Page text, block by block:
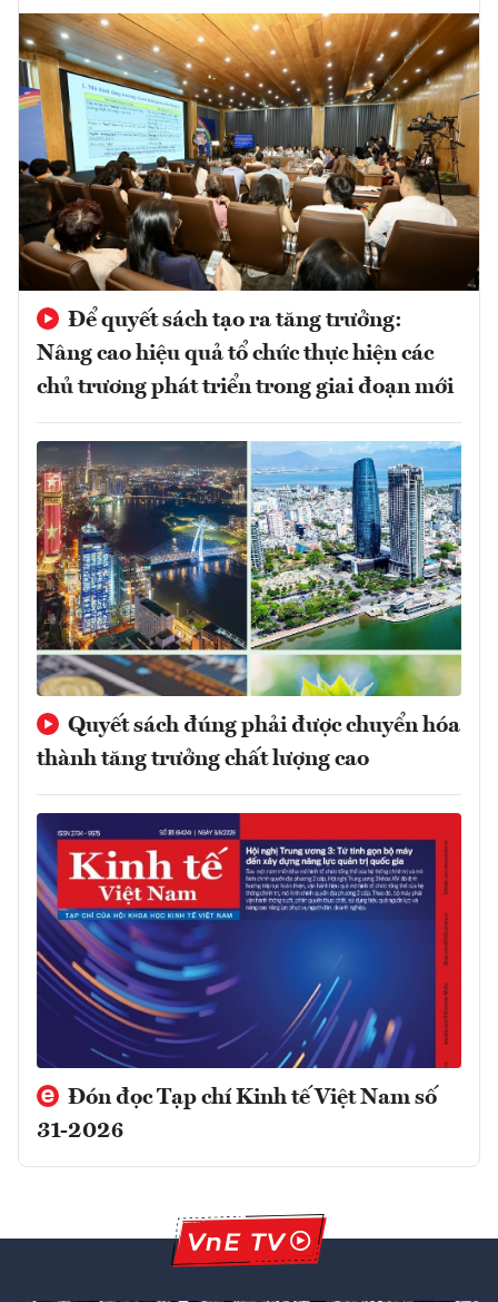
Để quyết sách tạo ra tăng trưởng:
Nâng cao hiệu quả tổ chức thực hiện các
chủ trương phát triển trong giai đoạn mới
Quyết sách đúng phải được chuyển hóa
thành tăng trưởng chất lượng cao
Đón đọc Tạp chí Kinh tế Việt Nam số
31-2026